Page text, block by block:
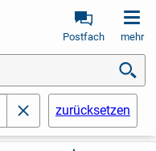
Postfach mehr
schließenzurücksetzen